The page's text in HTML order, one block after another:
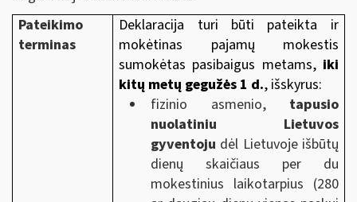
Pateikimo
terminas
Deklaracija turi būti pateikta ir
mokėtinas pajamų mokestis
sumokėtas pasibaigus metams,iki
kitų metų gegužės 1 d., išskyrus:
fizinio asmenio, tapusio
nuolatiniu Lietuvos
gyventoju dėl Lietuvoje išbūtų
dienų skaičiaus per du
mokestinius laikotarpius (280